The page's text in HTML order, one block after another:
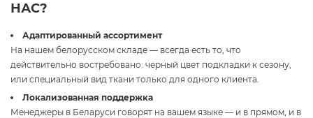
НАС?
Адаптированный ассортимент
На нашем белорусском складе — всегда есть то, что
действительно востребовано: черный цвет подкладки к сезону,
или специальный вид ткани только для одного клиента.
Локализованная поддержка
Менеджеры в Беларуси говорят на вашем языке — и в прямом, и в